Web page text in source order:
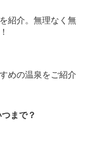
紹介。無理なく無
めの温泉をご紹介
まで？